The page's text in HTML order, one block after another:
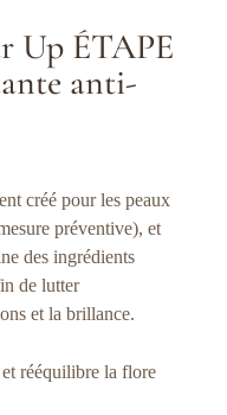
Up ÉTAPE
anti-
créé pour les peaux
préventive), et
des ingrédients
de lutter
et la brillance.
rééquilibre la flore